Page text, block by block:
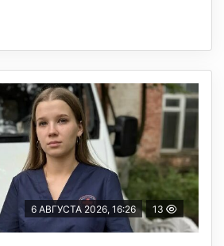
6 АВГУСТА 2026, 16:26 13